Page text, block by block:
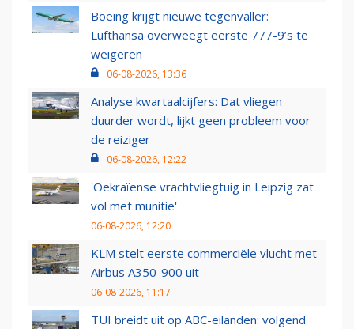
Boeing krijgt nieuwe tegenvaller:
Lufthansa overweegt eerste 777-9’s te
weigeren
06-08-2026, 13:36
Analyse kwartaalcijfers: Dat vliegen
duurder wordt, lijkt geen probleem voor
de reiziger
06-08-2026, 12:22
'Oekraïense vrachtvliegtuig in Leipzig zat
vol met munitie'
06-08-2026, 12:20
KLM stelt eerste commerciële vlucht met
Airbus A350-900 uit
06-08-2026, 11:17
TUI breidt uit op ABC-eilanden: volgend